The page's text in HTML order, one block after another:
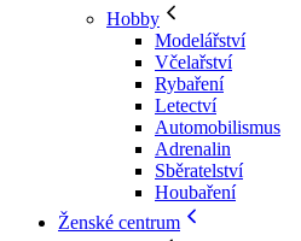
Hobby
Modelářství
Včelařství
Rybaření
Letectví
Automobilismus
Adrenalin
Sběratelství
Houbaření
Ženské centrum